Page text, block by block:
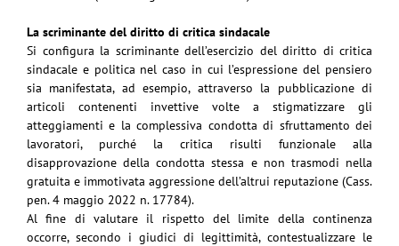
La scriminante del diritto di critica sindacale
Si configura la scriminante dell’esercizio del diritto di critica
sindacale e politica nel caso in cui l’espressione del pensiero
sia manifestata, ad esempio, attraverso la pubblicazione di
articoli contenenti invettive volte a stigmatizzare gli
atteggiamenti e la complessiva condotta di sfruttamento dei
lavoratori, purché la critica risulti funzionale alla
disapprovazione della condottastessa e non trasmodi nella
gratuita e immotivata aggressione dell’altrui reputazione (Cass.
pen. 4 maggio 2022 n. 17784).
Al fine di valutare il rispetto del limite della continenza
occorre, secondo i giudici di legittimità, contestualizzare le